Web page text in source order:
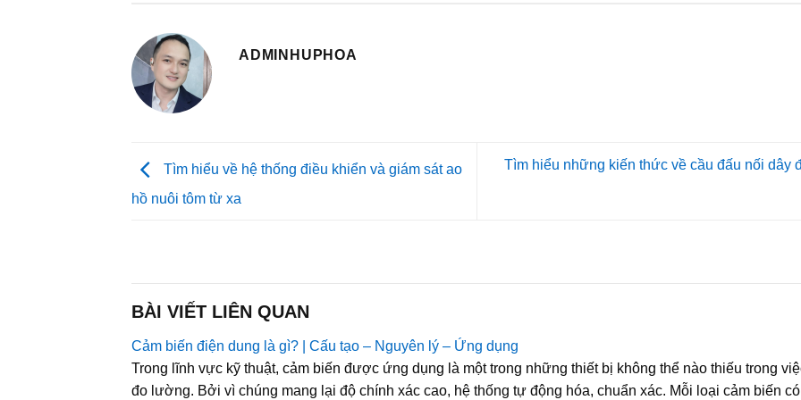
ADMINHUPHOA
Tìm hiểu về hệ thống điều khiển và giám sát ao
hồ nuôi tôm từ xa
Tìm hiểu những kiến thức về cầu đấu nối dây
BÀI VIẾT LIÊN QUAN
Cảm biến điện dung là gì? | Cấu tạo – Nguyên lý – Ứng dụng
Trong lĩnh vực kỹ thuật, cảm biến được ứng dụng là một trong những thiết bị không thể nào thiếu trong
đo lường. Bởi vì chúng mang lại độ chính xác cao, hệ thống tự động hóa, chuẩn xác. Mỗi loại cảm biến có